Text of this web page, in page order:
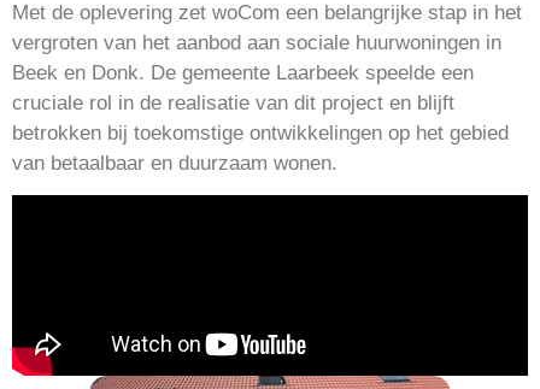
Met de oplevering zet woCom een belangrijke stap in het
vergroten van het aanbod aan sociale huurwoningen in
Beek en Donk. De gemeente Laarbeek speelde een
cruciale rol in de realisatie van dit project en blijft
betrokken bij toekomstige ontwikkelingen op het gebied
van betaalbaar en duurzaam wonen.